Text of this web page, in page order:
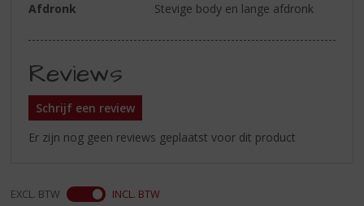
Afdronk
Stevige body en lange afdronk
Reviews
Schrijf een review
Er zijn nog geen reviews geplaatst voor dit product
EXCL. BTW INCL. BTW